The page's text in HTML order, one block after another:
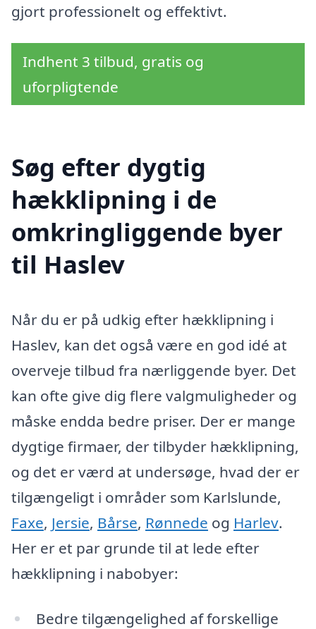
gjort professionelt og effektivt.
Indhent 3 tilbud, gratis og
uforpligtende
Søg efter dygtig
hækklipning i de
omkringliggende byer
til Haslev
Når du er på udkig efter hækklipning i
Haslev, kan det også være en god idé at
overveje tilbud fra nærliggende byer. Det
kan ofte give dig flere valgmuligheder og
måske endda bedre priser. Der er mange
dygtige firmaer, der tilbyder hækklipning,
og det er værd at undersøge, hvad der er
tilgængeligt i områder som Karlslunde,
Faxe, Jersie, Bårse, Rønnede og Harlev.
Her er et par grunde til at lede efter
hækklipning i nabobyer:
Bedre tilgængelighed af forskellige